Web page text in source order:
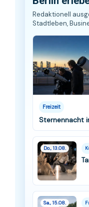
Redaktionell
Stadtleben,
Freizeit
Sternennacht
Do., 13.08.
Sa., 15.08.